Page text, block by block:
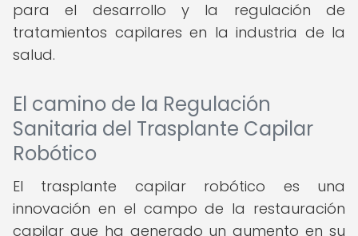
para el desarrollo y la regulación de
tratamientos capilares en la industria de la
salud.
El camino de la Regulación
Sanitaria del Trasplante Capilar
Robótico
El trasplante capilar robótico es una
innovación en el campo de la restauración
capilar que ha generado un aumento en su